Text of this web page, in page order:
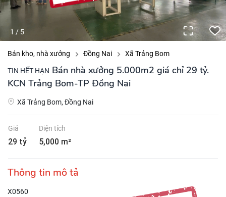
1 / 5
Bán kho, nhà xưởng Đồng Nai Xã Trảng Bom
TIN HẾT HẠN Bán nhà xưởng 5.000m2 giá chỉ 29 tỷ.
KCN Trảng Bom-TP Đồng Nai
Xã Trảng Bom, Đồng Nai
Giá
29 tỷ
Diện tích
5,000 m²
Thông tin mô tả
X0560